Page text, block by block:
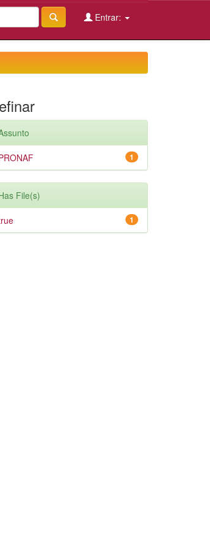
Entrar:
1
File(s)
1